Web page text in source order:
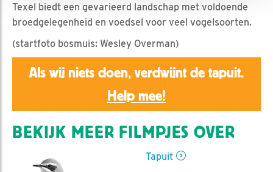
Texel biedt een gevarieerd landschap met voldoende
broedgelegenheid en voedsel voor veel vogelsoorten.
(startfoto bosmuis: Wesley Overman)
Als wij niets doen, verdwijnt de tapuit.
Help mee!
BEKIJK MEER FILMPJES OVER
Tapuit